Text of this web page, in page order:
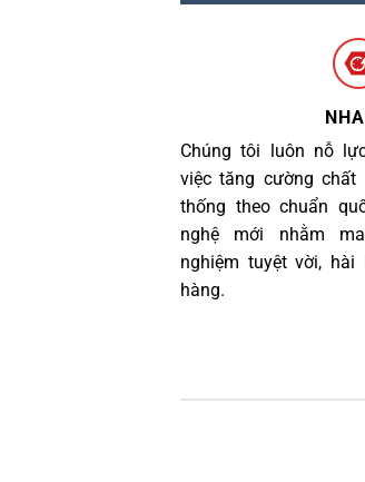
Chúng tôi luôn nỗ
việc tăng cường chất
thống theo chuẩn
nghệ mới nhằm
nghiệm tuyệt vời,
hàng.